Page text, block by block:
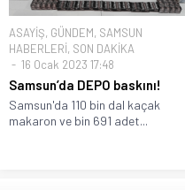
ASAYİŞ, GÜNDEM, SAMSUN
HABERLERİ, SON DAKİKA
16 Ocak 2023 17:48
Samsun’da DEPO baskını!
Samsun'da 110 bin dal kaçak
makaron ve bin 691 adet...